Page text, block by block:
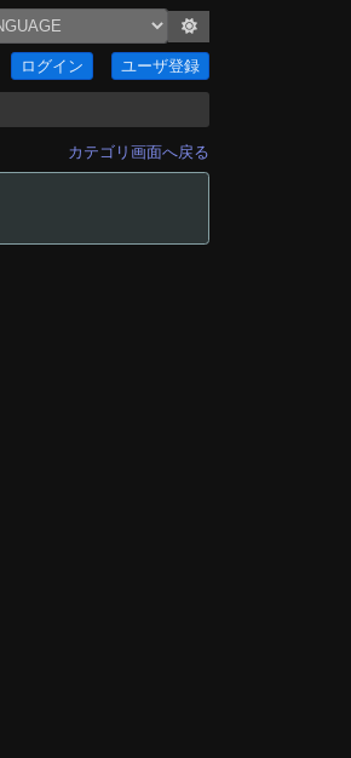
ログイン ユーザ登録
カテゴリ画面へ戻る